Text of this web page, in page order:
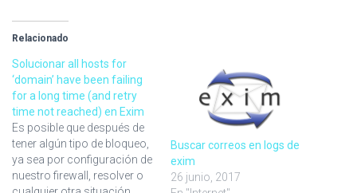
Relacionado
Solucionar all hosts for
‘domain’ have been failing
for a long time (and retry
time not reached) en Exim
Es posible que después de
tener algún tipo de bloqueo,
ya sea por configuración de
nuestro firewall, resolver o
Buscar correos en logs de
exim
26 junio, 2017